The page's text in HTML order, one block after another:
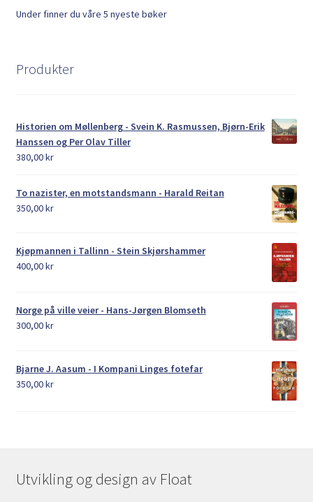
Under finner du våre 5 nyeste bøker
Produkter
Historien om Møllenberg - Svein K. Rasmussen, Bjørn-Erik
Hanssen og Per Olav Tiller
380,00kr
To nazister, en motstandsmann - Harald Reitan
350,00kr
Kjøpmannen i Tallinn - Stein Skjørshammer
400,00kr
Norge på ville veier - Hans-Jørgen Blomseth
300,00kr
Bjarne J. Aasum - I Kompani Linges fotefar
350,00kr
Utvikling og design av Float